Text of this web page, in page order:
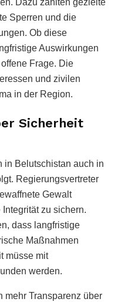
Sperren und die
Ob diese
Auswirkungen
Frage. Die
und zivilen
in der Region.
Sicherheit
in Belutschistan auch in
Regierungsvertreter
Gewalt
zu sichern.
dass langfristige
Maßnahmen
müsse mit
werden.
mehr Transparenz über